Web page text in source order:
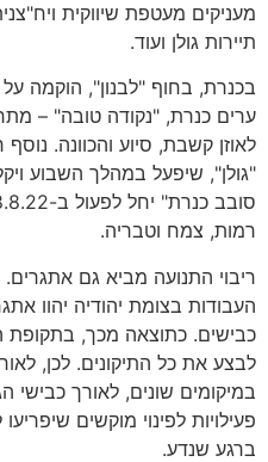
מעניקים מעטפת שיווקית ויח"
תיירות גולן ועוד.
בכנרת, בחוף "לבנון", הוקמה על
ערים כנרת, "נקודה טובה" –
לאוזן קשבת, סיוע והכוונה.
"גולן", שיפעל במהלך השבוע
סובב כנרת" יחל לפעול ב-8.8.22
רמות, צמח וטבריה.
ריבוי התנועה מביא גם אתגרים.
העבודות בצומת יהודיה יהוו
כבישים. כתוצאה מכך, בתקופת
לבצע את כל התיקונים. לכן,
במיקומים שונים, לאורך כבישי
פעילויות לפינוי מוקשים
ברגע שנדע.